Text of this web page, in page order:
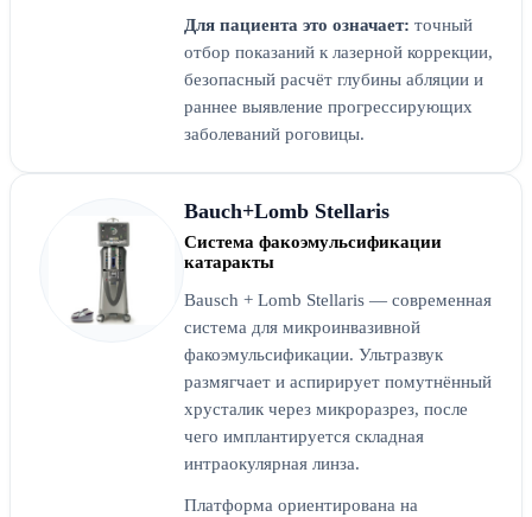
Для пациента это означает: точный
отбор показаний к лазерной коррекции,
безопасный расчёт глубины абляции и
раннее выявление прогрессирующих
заболеваний роговицы.
Bauch+Lomb Stellaris
Система факоэмульсификации
катаракты
Bausch + Lomb Stellaris — современная
система для микроинвазивной
факоэмульсификации. Ультразвук
размягчает и аспирирует помутнённый
хрусталик через микроразрез, после
чего имплантируется складная
интраокулярная линза.
Платформа ориентирована на